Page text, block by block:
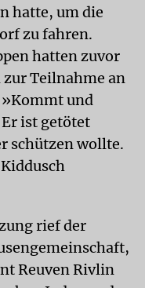
hatte, um die
zu fahren.
hatten zuvor
Teilnahme an
und
ist getötet
schützen wollte.
rief der
Reuven Rivlin